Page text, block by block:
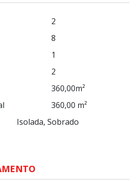
2
8
1
2
360,00m²
360,00 m²
Isolada, Sobrado